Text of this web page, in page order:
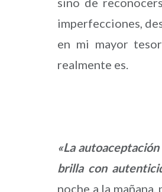
imperfecciones,
en mi mayor
realmente es.
«La
brilla con
noche a la